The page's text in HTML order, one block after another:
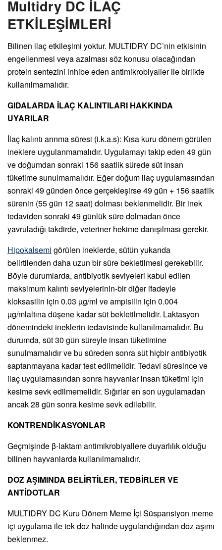
Multidry DC İLAÇ
ETKİLEŞİMLERİ
Bilinen ilaç etkileşimi yoktur. MULTIDRY DC’nin etkisinin
engellenmesi veya azalması söz konusu olacağından
protein sentezini inhibe eden antimikrobiyaller ile birlikte
kullanılmamalıdır.
GIDALARDA İLAÇ KALINTILARI HAKKINDA
UYARILAR
İlaç kalıntı arınma süresi (i.k.a.s): Kısa kuru dönem görülen
ineklere uygulanmamalıdır. Uygulamayı takip eden 49 gün
ve doğumdan sonraki 156 saatlik sürede süt insan
tüketime sunulmamalıdır. Eğer doğum ilaç uygulamasından
sonraki 49 günden önce gerçekleşirse 49 gün + 156 saatlik
sürenin (55 gün 12 saat) dolması beklenmelidir. Bir inek
tedaviden sonraki 49 günlük süre dolmadan önce
yavruladığı takdirde, veteriner hekime danışılması gerekir.
Hipokalsemi görülen ineklerde, sütün yukarıda
belirtilenden daha uzun bir süre bekletilmesi gerekebilir.
Böyle durumlarda, antibiyotik seviyeleri kabul edilen
maksimum kalıntı seviyelerinin-bir diğer ifadeyle
kloksasilin için 0.03 µg/ml ve ampisilin için 0.004
µg/mlaltına düşene kadar süt bekletilmelidir. Laktasyon
dönemindeki ineklerin tedavisinde kullanılmamalıdır. Bu
durumda, süt 30 gün süreyle insan tüketimine
sunulmamalıdır ve bu süreden sonra süt hiçbir antibiyotik
saptanmayana kadar test edilmelidir. Tedavi süresince ve
ilaç uygulamasından sonra hayvanlar insan tüketimi için
kesime sevk edilmemelidir. Sığırlar en son uygulamadan
ancak 28 gün sonra kesime sevk edilebilir.
KONTRENDİKASYONLAR
Geçmişinde β-laktam antimikrobiyallere duyarlılık olduğu
bilinen hayvanlarda kullanılmamalıdır.
DOZ AŞIMINDA BELİRTİLER, TEDBİRLER VE
ANTİDOTLAR
MULTIDRY DC Kuru Dönem Meme İçi Süspansiyon meme
içi uygulama ile tek doz halinde uygulandığından doz aşımı
beklenmez.